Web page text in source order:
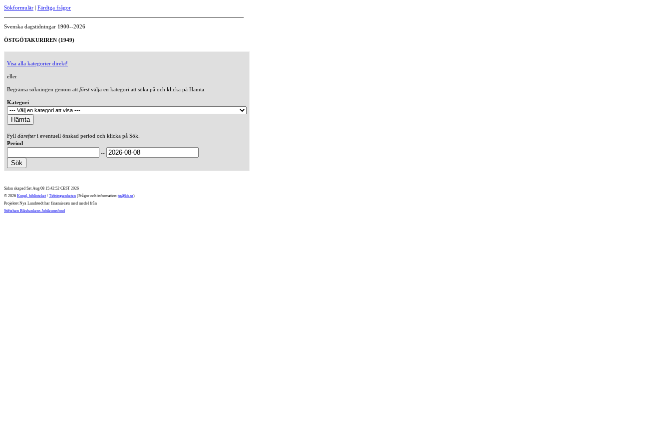
Sökformulär | Färdiga frågor
Svenska dagstidningar 1900--2026
ÖSTGÖTAKURIREN (1949)
Visa alla kategorier direkt!
eller
Begränsa sökningen genom att förstvälja en kategori att söka på och klicka på Hämta.
Kategori
Fyll därefteri eventuell önskad period och klicka på Sök.
Period
--
Sidan skapad Sat Aug 08 15:42:52 CEST 2026
© 2026 Kungl. biblioteket / Tidningsenheten (Frågor och information: te@kb.se)
Projektet Nya Lundstedt har finansierats med medel från
Stiftelsen Riksbankens Jubileumsfond